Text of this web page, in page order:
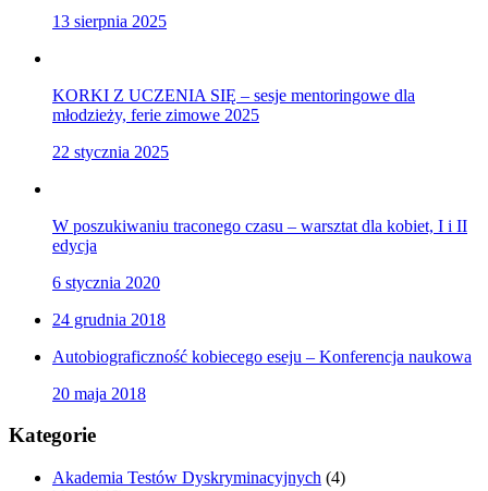
13 sierpnia 2025
KORKI Z UCZENIA SIĘ – sesje mentoringowe dla
młodzieży, ferie zimowe 2025
22 stycznia 2025
W poszukiwaniu traconego czasu – warsztat dla kobiet, I i II
edycja
6 stycznia 2020
24 grudnia 2018
Autobiograficzność kobiecego eseju – Konferencja naukowa
20 maja 2018
Kategorie
Akademia Testów Dyskryminacyjnych (4)